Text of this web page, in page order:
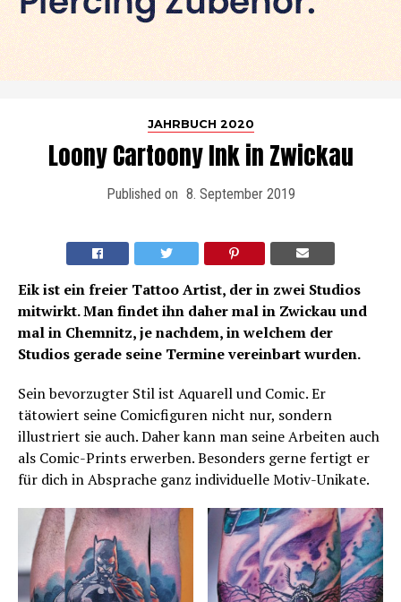
JAHRBUCH 2020
Loony Cartoony Ink in Zwickau
Published on 8. September 2019
Eik ist ein freier Tattoo Artist, der in zwei Studios
mitwirkt. Man findet ihn daher mal in Zwickau und
mal in Chemnitz, je nachdem, in welchem der
Studios gerade seine Termine vereinbart wurden.
Sein bevorzugter Stil ist Aquarell und Comic. Er
tätowiert seine Comicfiguren nicht nur, sondern
illustriert sie auch. Daher kann man seine Arbeiten auch
als Comic-Prints erwerben. Besonders gerne fertigt er
für dich in Absprache ganz individuelle Motiv-Unikate.